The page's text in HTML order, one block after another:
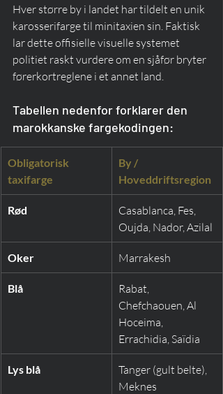
Hver større by i landet har tildelt en unik
karosserifarge til minitaxien sin. Faktisk
lar dette offisielle visuelle systemet
politiet raskt vurdere om en sjåfør bryter
førerkortreglene i et annet land.
Tabellen nedenfor forklarer den
marokkanske fargekodingen:
Obligatorisk
taxifarge
By /
Hoveddriftsregion
Rød
Casablanca, Fes,
Oujda, Nador, Azilal
Oker Marrakesh
Blå
Rabat,
Chefchaouen, Al
Hoceima,
Errachidia, Saïdia
Lys blå
Tanger (gult belte),
Meknes